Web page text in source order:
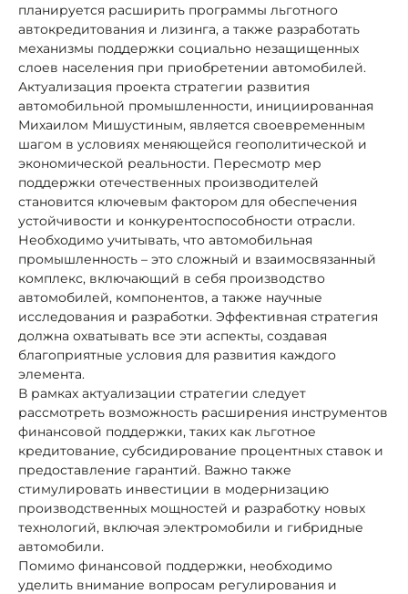
планируется расширить программы льготного
автокредитования и лизинга, а также разработать
механизмы поддержки социально незащищенных
слоев населения при приобретении автомобилей.
Актуализация проекта стратегии развития
автомобильной промышленности, инициированная
Михаилом Мишустиным, является своевременным
шагом в условиях меняющейся геополитической и
экономической реальности. Пересмотр мер
поддержки отечественных производителей
становится ключевым фактором для обеспечения
устойчивости и конкурентоспособности отрасли.
Необходимо учитывать, что автомобильная
промышленность – это сложный и взаимосвязанный
комплекс, включающий в себя производство
автомобилей, компонентов, а также научные
исследования и разработки. Эффективная стратегия
должна охватывать все эти аспекты, создавая
благоприятные условия для развития каждого
элемента.
В рамках актуализации стратегии следует
рассмотреть возможность расширения инструментов
финансовой поддержки, таких как льготное
кредитование, субсидирование процентных ставок и
предоставление гарантий. Важно также
стимулировать инвестиции в модернизацию
производственных мощностей и разработку новых
технологий, включая электромобили и гибридные
автомобили.
Помимо финансовой поддержки, необходимо
уделить внимание вопросам регулирования и